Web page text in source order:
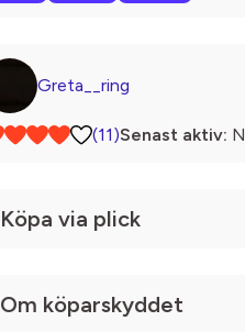
Greta__ring
(11)Senast aktiv:
Köpa via plick
Om köparskyddet